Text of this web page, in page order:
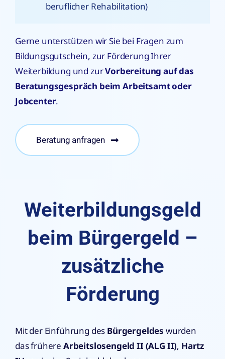
beruflicher Rehabilitation)
Gerne unterstützen wir Sie bei Fragen zum
Bildungsgutschein, zur Förderung Ihrer
Weiterbildung und zurVorbereitung auf das
Beratungsgespräch beim Arbeitsamt oder
Jobcenter.
Beratung anfragen
Weiterbildungsgeld
beim Bürgergeld –
zusätzliche
Förderung
Mit der Einführung des Bürgergeldes wurden
das frühere Arbeitslosengeld II (ALG II), Hartz